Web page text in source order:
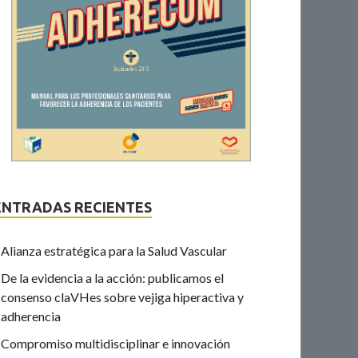
RECIENTES
Alianza estratégica para la Salud Vascular
De la evidencia a la acción: publicamos el
consenso claVHes sobre vejiga hiperactiva y
adherencia
Compromiso multidisciplinar e innovación